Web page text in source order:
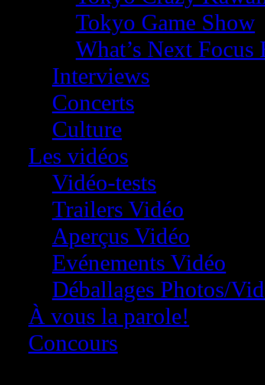
Tokyo Game Show
What’s Next
Interviews
Concerts
Culture
Les vidéos
Vidéo-tests
Trailers Vidéo
Aperçus Vidéo
Evénements Vidéo
Déballages Photos/
À vous la parole!
Concours